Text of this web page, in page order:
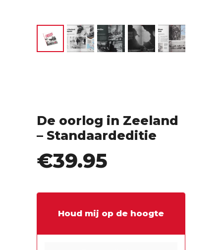
De oorlog in Zeeland
– Standaardeditie
€39.95
Houd mij op de hoogte